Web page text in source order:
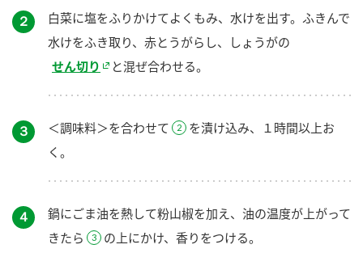
２
白菜に塩をふりかけてよくもみ、水けを出す。ふきんで
水けをふき取り、赤とうがらし、しょうがの
せん切り
と混ぜ合わせる。
３ ＜調味料＞を合わせて
を漬け込み、１時間以上お
く。
４
鍋にごま油を熱して粉山椒を加え、油の温度が上がって
きたら
の上にかけ、香りをつける。